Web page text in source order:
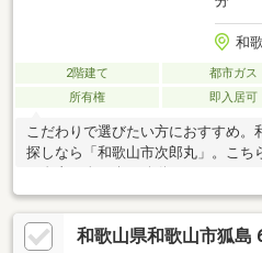
和
2階建て 都市ガス
所有権
即入居可
こだわりで選びたい方におすすめ。
探しなら「和歌山市次郎丸」。こち
3000万円以内に抑えられ
和歌山県和歌山市狐島